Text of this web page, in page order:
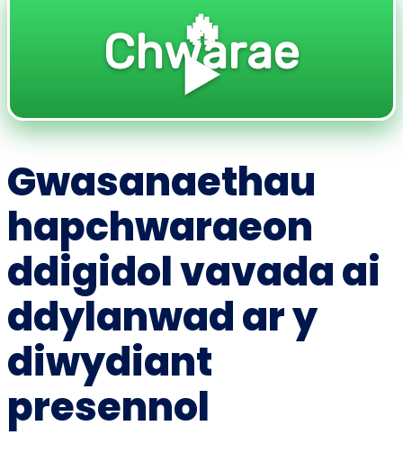
🔥
Chwarae
▶️
Gwasanaethau
hapchwaraeon
ddigidol vavada ai
ddylanwad ar y
diwydiant
presennol